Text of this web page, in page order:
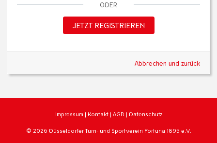
ODER
JETZT REGISTRIEREN
Abbrechen und zurück
Impressum | Kontakt | AGB | Datenschutz
© 2026 Düsseldorfer Turn- und Sportverein Fortuna 1895 e.V.